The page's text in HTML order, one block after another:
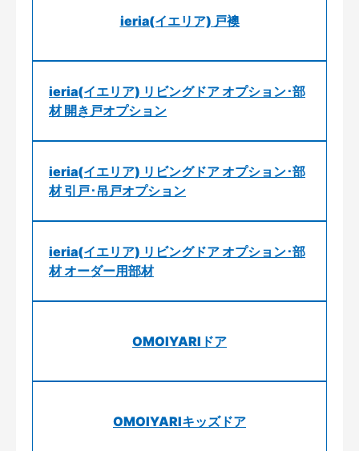
ieria(イエリア) 戸襖
ieria(イエリア) リビングドア オプション･部
材 開き戸オプション
ieria(イエリア) リビングドア オプション･部
材 引戸･吊戸オプション
ieria(イエリア) リビングドア オプション･部
材 オーダー用部材
OMOIYARIドア
OMOIYARIキッズドア